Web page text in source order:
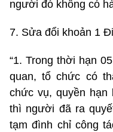
người đó không có
7. Sửa đổi khoản 1
“1. Trong thời hạn
quan, tổ chức có
chức vụ, quyền hạn
thì người đã ra
tạm đình chỉ công